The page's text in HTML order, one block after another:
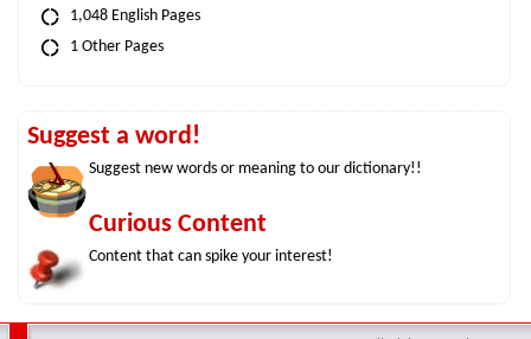
1,048 English Pages
1 Other Pages
Suggest a word!
Suggest new words or meaning to our dictionary!!
Curious Content
Content that can spike your interest!